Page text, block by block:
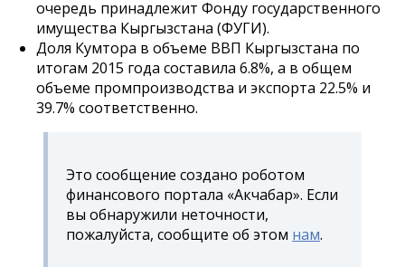
очередь принадлежит Фонду государственного
имущества Кыргызстана (ФУГИ).
Доля Кумтора в объеме ВВП Кыргызстана по
итогам 2015 года составила 6.8%, а в общем
объеме промпроизводства и экспорта 22.5% и
39.7% соответственно.
Это сообщение создано роботом
финансового портала «Акчабар». Если
вы обнаружили неточности,
пожалуйста, сообщите об этом нам.